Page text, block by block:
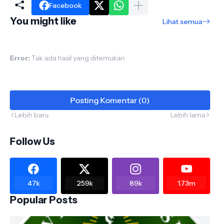
Facebook
You might like Lihat semua
Error: Tak ada hasil yang ditemukan
Posting Komentar (0)
Lebih baru Lebih lama
Follow Us
47k 259k 89k 1.73m
Popular Posts